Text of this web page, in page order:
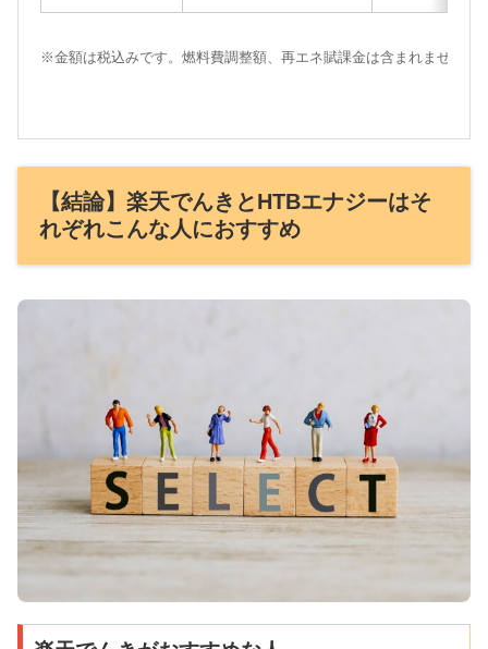
※金額は税込みです。燃料費調整額、再エネ賦課金は含まれません。
【結論】楽天でんきとHTBエナジーはそ
れぞれこんな人におすすめ